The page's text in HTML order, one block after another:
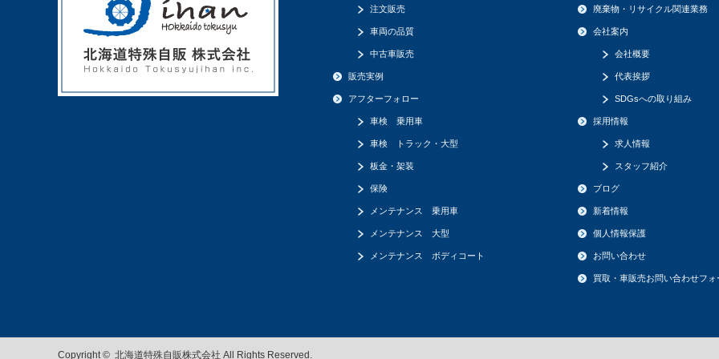
注文販売
車両の品質
中古車販売
販売実例
アフターフォロー
車検 乗用車
車検 トラック・大型
板金・架装
保険
メンテナンス 乗用車
メンテナンス 大型
メンテナンス ボディコート
廃棄物・リサイクル関連業務
会社案内
会社概要
代表挨拶
SDGsへの取り組み
採用情報
求人情報
スタッフ紹介
ブログ
新着情報
個人情報保護
お問い合わせ
買取・車販売お問い合わせフォ
Copyright © 北海道特殊自販株式会社 All Rights Reserved.